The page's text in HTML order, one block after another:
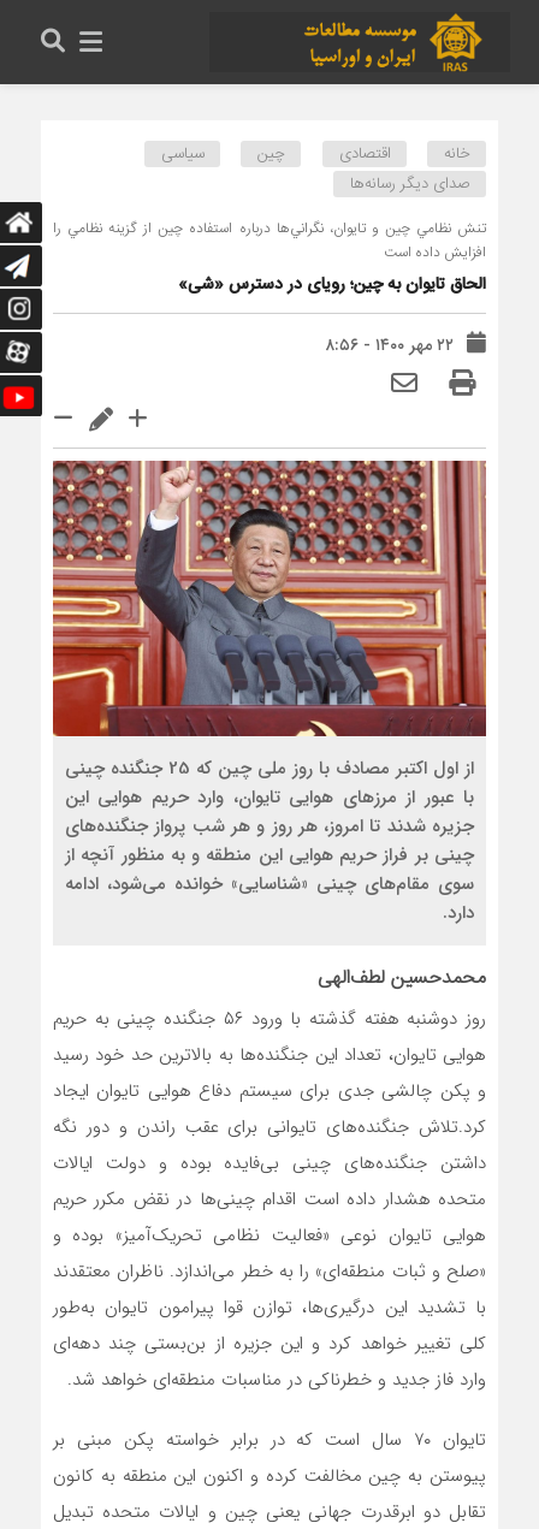
خانه اقتصادی چین
سیاسی
صدای دیگر رسانه‌ها
تنش نظامي چين و تايوان، نگراني‌ها درباره استفاده چين از گزينه نظامي را
افزايش داده است
الحاق تایوان به چین؛ رویای در دسترس «شی»
۲۲ مهر ۱۴۰۰ - ۸:۵۶
از اول اكتبر مصادف با روز ملي چين كه 25 جنگنده چيني
با عبور از مرزهاي هوايي تايوان، وارد حريم هوايي اين
جزيره شدند تا امروز، هر روز و هر شب پرواز جنگنده‌هاي
چيني بر فراز حريم هوايي اين منطقه و به منظور آنچه از
سوي مقام‌هاي چيني «شناسايي» خوانده مي‌شود، ادامه
دارد.
محمدحسین لطف‌الهی
روز دوشنبه هفته گذشته با ورود ۵۶ جنگنده چینی به حریم
هوایی تایوان، تعداد این جنگنده‌ها به بالاترین حد خود رسید
و پکن چالشی جدی برای سیستم دفاع هوایی تایوان ایجاد
کرد.تلاش جنگنده‌های تایوانی برای عقب راندن و دور نگه
داشتن جنگنده‌های چینی بی‌فایده بوده و دولت ایالات
متحده هشدار داده است اقدام چینی‌ها در نقض مکرر حریم
هوایی تایوان نوعی «فعالیت نظامی تحریک‌آمیز» بوده و
«صلح و ثبات منطقه‌ای» را به خطر می‌اندازد. ناظران معتقدند
با تشدید این درگیری‌ها، توازن قوا پیرامون تایوان به‌طور
کلی تغییر خواهد کرد و این جزیره از بن‌بستی چند دهه‌ای
وارد فاز جدید و خطرناکی در مناسبات منطقه‌ای خواهد شد.
تایوان ۷۰ سال است که در برابر خواسته پکن مبنی بر
پیوستن به چین مخالفت کرده و اکنون این منطقه به کانون
تقابل دو ابرقدرت جهانی یعنی چین و ایالات متحده تبدیل